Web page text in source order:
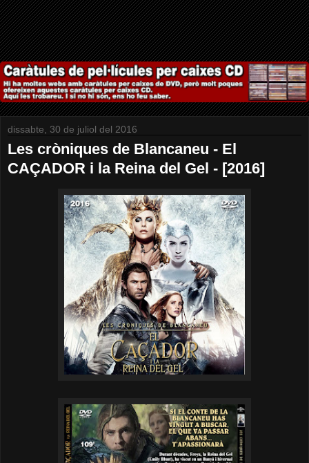
dissabte, 30 de juliol del 2016
Les cròniques de Blancaneu - El
CAÇADOR i la Reina del Gel - [2016]